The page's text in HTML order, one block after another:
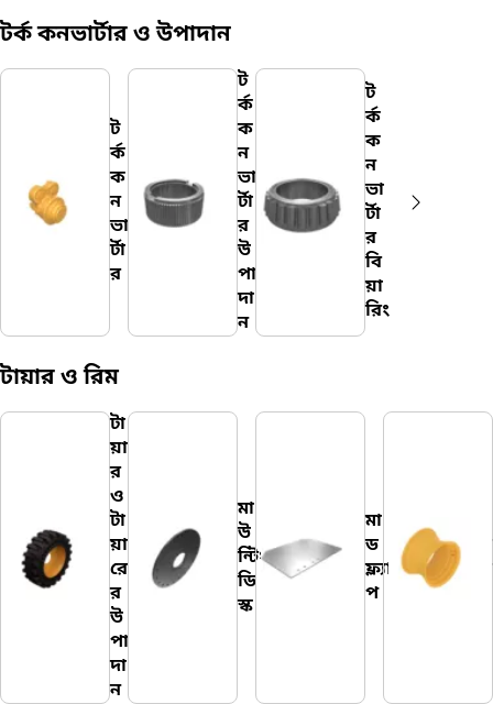
টর্ক কনভার্টার ও উপাদান
ট
র্ক
ক
ন
ভা
র্টা
র
ট
র্ক
ক
ন
ভা
র্টা
র
উ
পা
দা
ন
ট
র্ক
ক
ন
ভা
র্টা
র
বি
য়া
রিং
টায়ার ও রিম
টা
য়া
র
ও
টা
য়া
রে
র
উ
পা
দা
ন
মা
উ
ন্টিং
ডি
স্ক
মা
ড
ফ্ল্যা
প